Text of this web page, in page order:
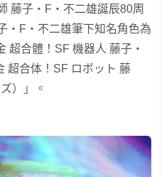
藤子・F・不二雄誕辰80周
・F・不二雄筆下知名角色為
超合體！SF 機器人 藤子・
超合体！SF ロボット 藤
）」。